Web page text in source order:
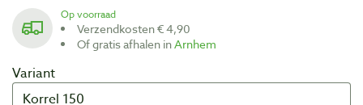
Op voorraad
Verzendkosten € 4,90
Of gratis afhalen inArnhem
Variant